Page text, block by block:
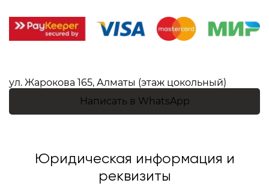
ул. Жарокова 165, Алматы (этаж цокольный)
Написать в WhatsApp
Юридическая информация и
реквизиты